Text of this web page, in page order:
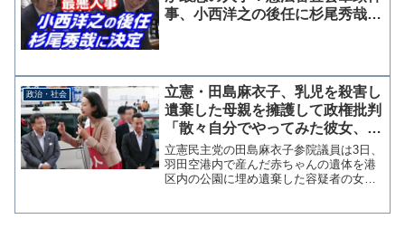
事、小西洋之の後任に杉尾秀哉が
政治・社会
立憲・田島麻衣子、乳児を殺害し
遺棄した母親を擁護して政権批判
「散々自分でやってみた彼女、菅
政権も気付くべき」
立憲民主党の田島麻衣子参院議員は3日、
羽田空港内で産んだ赤ちゃんの遺体を港
区内の公園に埋め遺棄した容疑者の女性